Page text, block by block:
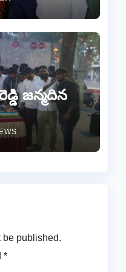
జన్మదిన
be published.
*